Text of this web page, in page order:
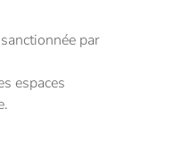
par
espaces